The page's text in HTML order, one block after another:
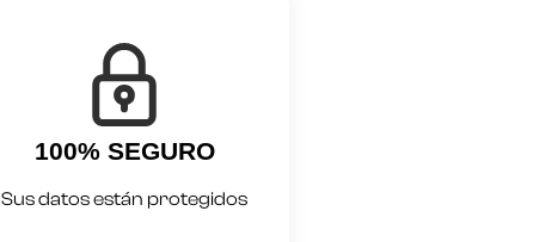
100% SEGURO
Sus datos están protegidos